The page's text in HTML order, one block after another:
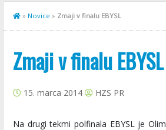
» Novice » Zmaji v finalu EBYSL
Zmaji v finalu EBYSL
15. marca 2014 HZS PR
Na drugi tekmi polfinala EBYSL je